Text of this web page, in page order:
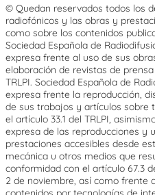
© Quedan reservados todos los
radiofónicos y las obras y
como sobre los contenidos
Sociedad Española de
expresa frente al uso de sus
elaboración de revistas de
TRLPI. Sociedad Española de
expresa frente la reproducción,
de sus trabajos y artículos sobre
el artículo 33.1 del TRLPI,
expresa de las reproducciones y
prestaciones accesibles desde
mecánica u otros medios que
conformidad con el artículo 67.3
2 de noviembre, así como frente